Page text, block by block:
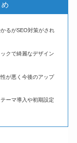
るがSEO対策がされ
クで綺麗なデザイン
が悪く今後のアップ
ーマ導入や初期設定